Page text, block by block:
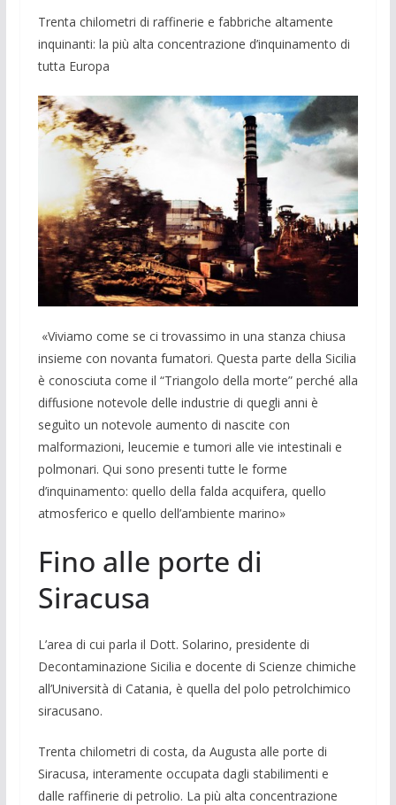
Trenta chilometri di raffinerie e fabbriche altamente
inquinanti: la più alta concentra­zione d’inquinamento di
tutta Europa
«Viviamo come se ci trovassimo in una stanza chiusa
insieme con novanta fumatori. Questa parte della Sicilia
è conosciuta come il “Triangolo della morte” perché alla
diffusione notevole delle industrie di quegli anni è
seguìto un notevole aumento di nascite con
malformazioni, leucemie e tumori alle vie intestinali e
polmonari. Qui sono presenti tutte le forme
d’inquinamen­to: quello della falda acquifera, quello
atmosferico e quello dell’ambiente ma­rino»
Fino alle porte di
Siracusa
L’area di cui parla il Dott. Solarino, presidente di
Decontaminazione Sicilia e docente di Scienze chimiche
all’Universi­tà di Catania, è quella del polo petrolchi­mico
siracusano.
Trenta chilometri di costa, da Au­gusta alle porte di
Siracusa, interamente occupata dagli stabilimenti e
dalle raffi­nerie di petrolio. La più alta concentra­zione